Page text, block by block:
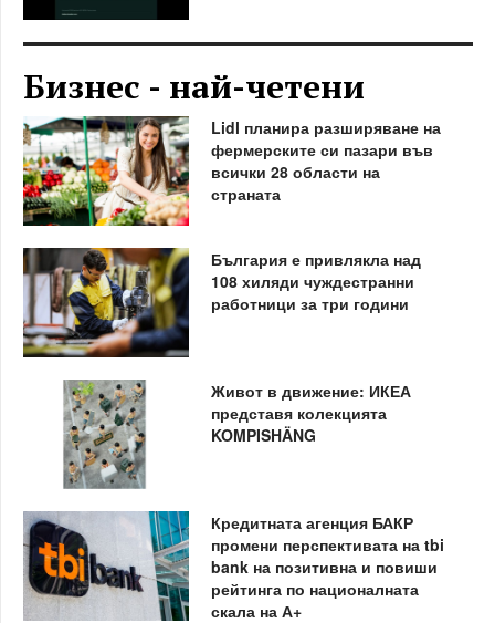
Бизнес - най-четени
Lidl планира разширяване на
фермерските си пазари във
всички 28 области на
страната
България е привлякла над
108 хиляди чуждестранни
работници за три години
Живот в движение: ИКЕА
представя колекцията
KOMPISHÄNG
Кредитната агенция БАКР
промени перспективата на tbi
bank на позитивна и повиши
рейтинга по националната
скала на А+